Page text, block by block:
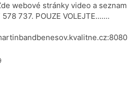
webové stránky video a seznam
737. POUZE VOLEJTE.......